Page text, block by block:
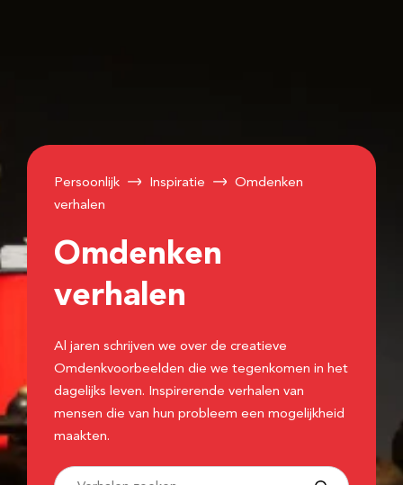
Persoonlijk Inspiratie
Omdenken
verhalen
Omdenken
verhalen
Al jaren schrijven we over de creatieve
Omdenkvoorbeelden die we tegenkomen in het
dagelijks leven. Inspirerende verhalen van
mensen die van hun probleem een mogelijkheid
maakten.